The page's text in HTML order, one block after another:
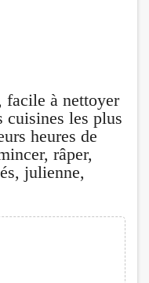
facile à nettoyer
cuisines les plus
heures de
râper,
julienne,